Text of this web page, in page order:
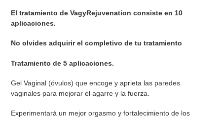
El tratamiento de VagyRejuvenation consiste en 10
aplicaciones.
No olvides adquirir el completivo de tu tratamiento
Tratamiento de 5 aplicaciones.
Gel Vaginal (óvulos) que encoge y aprieta las paredes
vaginales para mejorar el agarre y la fuerza.
Experimentará un mejor orgasmo y fortalecimiento de los